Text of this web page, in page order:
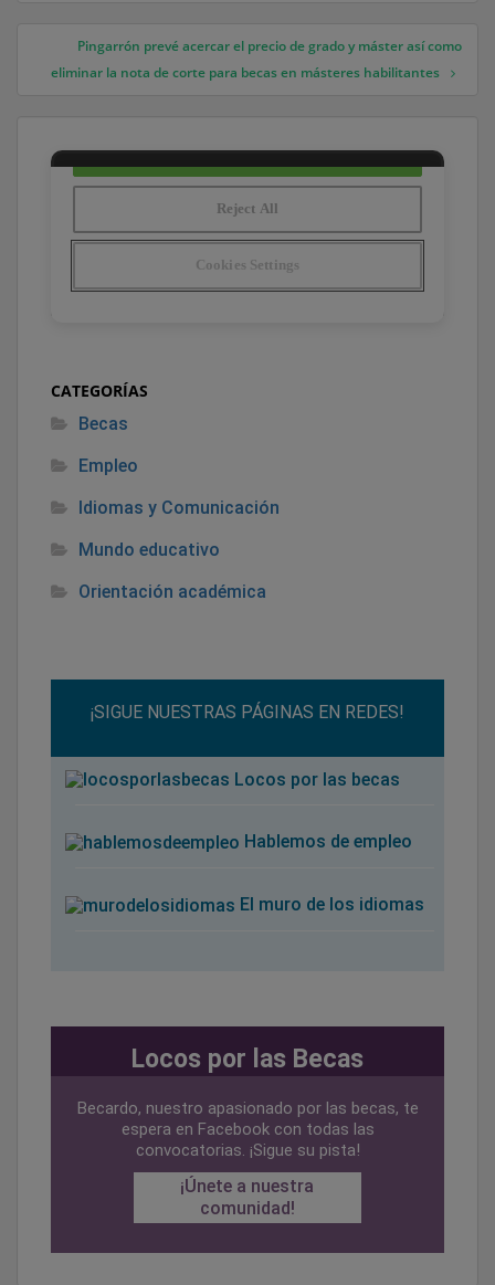
Pingarrón prevé acercar el precio de grado y máster así como
eliminar la nota de corte para becas en másteres habilitantes
CATEGORÍAS
Becas
Empleo
Idiomas y Comunicación
Mundo educativo
Orientación académica
¡SIGUE NUESTRAS PÁGINAS EN REDES!
Locos por las becas
Hablemos de empleo
El muro de los idiomas
Locos por las Becas
Becardo, nuestro apasionado por las becas, te
espera en Facebook con todas las
convocatorias. ¡Sigue su pista!
¡Únete a nuestra
comunidad!